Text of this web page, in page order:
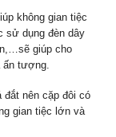
không gian tiệc
sử dụng đèn dây
giúp cho
ấn tượng.
đắt nên cặp đôi có
gian tiệc lớn và